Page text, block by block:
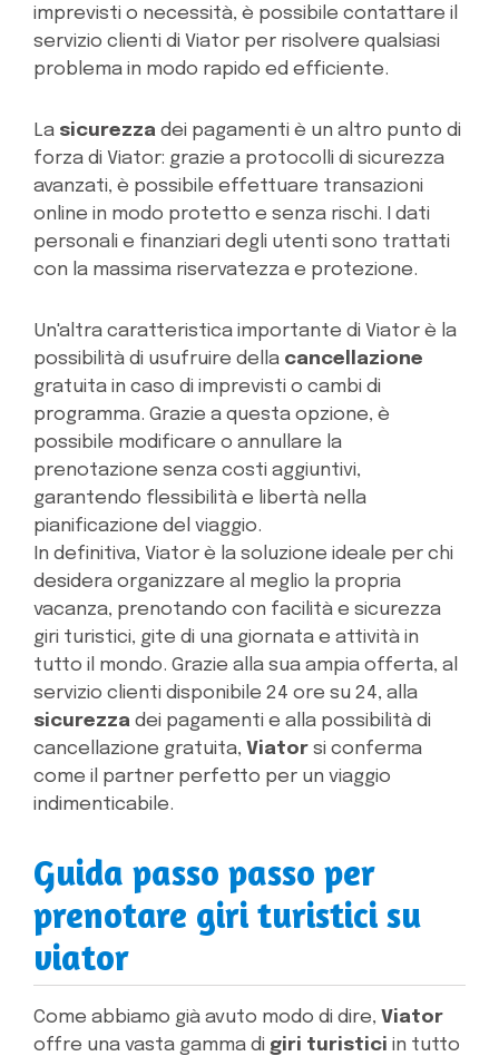
imprevisti o necessità, è possibile contattare il
servizio clienti di Viator per risolvere qualsiasi
problema in modo rapido ed efficiente.
La sicurezza dei pagamenti è un altro punto di
forza di Viator: grazie a protocolli di sicurezza
avanzati, è possibile effettuare transazioni
online in modo protetto e senza rischi. I dati
personali e finanziari degli utenti sono trattati
con la massima riservatezza e protezione.
Un'altra caratteristica importante di Viator è la
possibilità di usufruire della cancellazione
gratuita in caso di imprevisti o cambi di
programma. Grazie a questa opzione, è
possibile modificare o annullare la
prenotazione senza costi aggiuntivi,
garantendo flessibilità e libertà nella
pianificazione del viaggio.
In definitiva, Viator è la soluzione ideale per chi
desidera organizzare al meglio la propria
vacanza, prenotando con facilità e sicurezza
giri turistici, gite di una giornata e attività in
tutto il mondo. Grazie alla sua ampia offerta, al
servizio clienti disponibile 24 ore su 24, alla
sicurezza dei pagamenti e alla possibilità di
cancellazione gratuita, Viator si conferma
come il partner perfetto per un viaggio
indimenticabile.
Guida passo passo per
prenotare giri turistici su
viator
Come abbiamo già avuto modo di dire, Viator
offre una vasta gamma di giri turistici in tutto